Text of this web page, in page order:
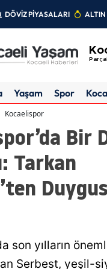
DÖVİZ PİYASALARI ALTIN
Yaşam Spor
Kocaelispor
Bir
Tarkan
son yılların
Serbest, yeşil-